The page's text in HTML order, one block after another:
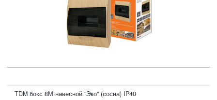
TDM бокс 8М навесной "Эко" (сосна) IP40